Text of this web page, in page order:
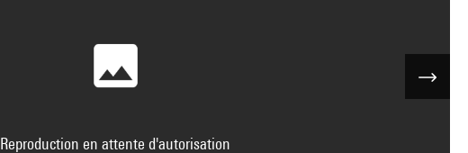
Reproduction en attente d'autorisation